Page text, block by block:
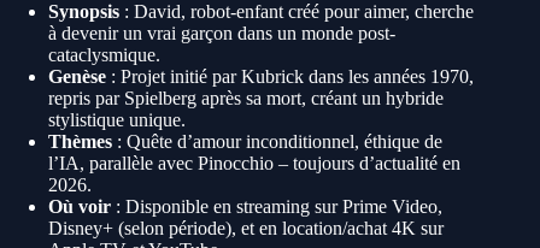
Synopsis : David, robot-enfant créé pour aimer, cherche
à devenir un vrai garçon dans un monde post-
cataclysmique.
Genèse : Projet initié par Kubrick dans les années 1970,
repris par Spielberg après sa mort, créant un hybride
stylistique unique.
Thèmes : Quête d’amour inconditionnel, éthique de
l’IA, parallèle avec Pinocchio – toujours d’actualité en
2026.
Où voir : Disponible en streaming sur Prime Video,
Disney+ (selon période), et en location/achat 4K sur